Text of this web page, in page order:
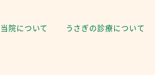
当院について うさぎの診療について